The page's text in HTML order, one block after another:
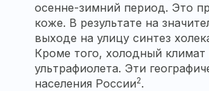
осенне-зимний период. Это
коже. В результате на
выходе на улицу синтез
Кроме того, холодный
ультрафиолета. Эти
населения России2.